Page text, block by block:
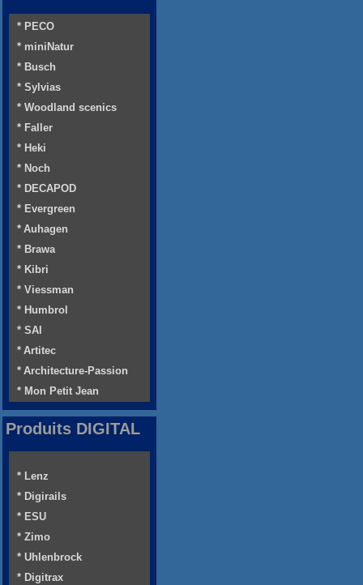
* PECO
* miniNatur
* Busch
* Sylvias
* Woodland scenics
* Faller
* Heki
* Noch
* DECAPOD
* Evergreen
* Auhagen
* Brawa
* Kibri
* Viessman
* Humbrol
* SAI
* Artitec
* Architecture-Passion
* Mon Petit Jean
Produits DIGITAL
* Lenz
* Digirails
* ESU
* Zimo
* Uhlenbrock
* Digitrax